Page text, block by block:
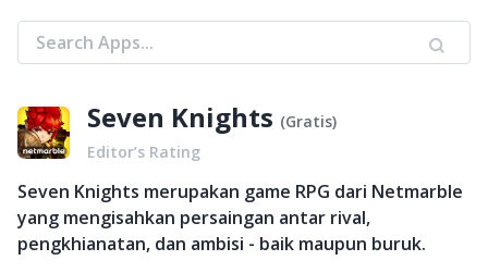
Seven Knights (Gratis)
Editor’s Rating
Seven Knights merupakan game RPG dari Netmarble
yang mengisahkan persaingan antar rival,
pengkhianatan, dan ambisi - baik maupun buruk.